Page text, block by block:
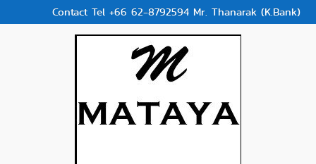
Contact Tel +66 62-8792594 Mr. Thanarak (K.Bank)